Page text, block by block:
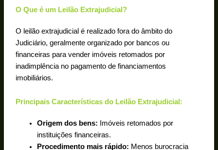
O Que é um Leilão Extrajudicial?
O leilão extrajudicial é realizado fora do âmbito do
Judiciário, geralmente organizado por bancos ou
financeiras para vender imóveis retomados por
inadimplência no pagamento de financiamentos
imobiliários.
Principais Características do Leilão Extrajudicial:
Origem dos bens: Imóveis retomados por
instituições financeiras.
Procedimento mais rápido: Menos burocracia